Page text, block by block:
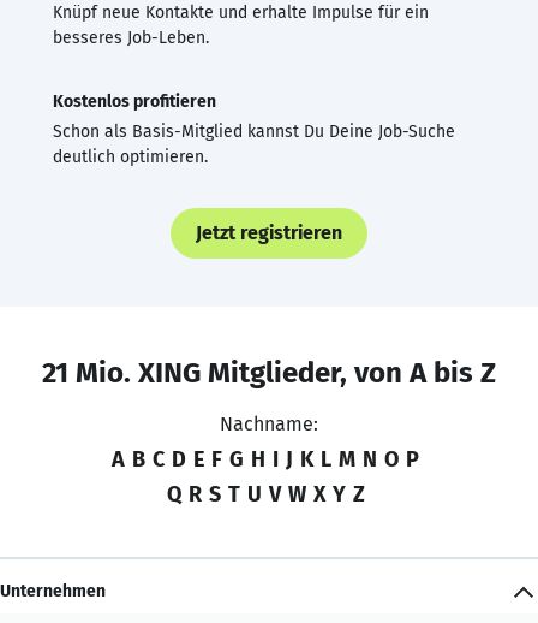
Knüpf neue Kontakte und erhalte Impulse für ein
besseres Job-Leben.
Kostenlos profitieren
Schon als Basis-Mitglied kannst Du Deine Job-Suche
deutlich optimieren.
Jetzt registrieren
21 Mio. XING Mitglieder, von A bis Z
Nachname:
A B C D E F G H I J K L M N O P
Q R S T U V W X Y Z
Unternehmen